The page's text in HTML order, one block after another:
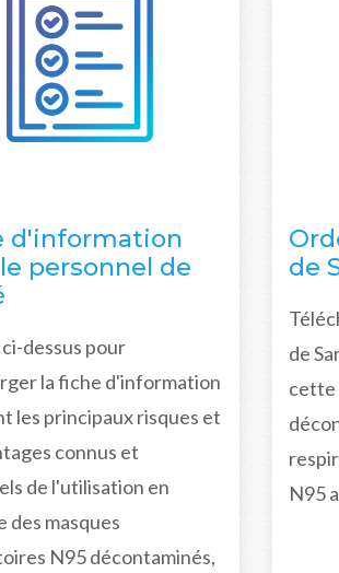
d'information
personnel de
dessus pour
la fiche d'information
les principaux risques et
connus et
de l'utilisation en
des masques
N95 décontaminés,
de
de
cette
N95